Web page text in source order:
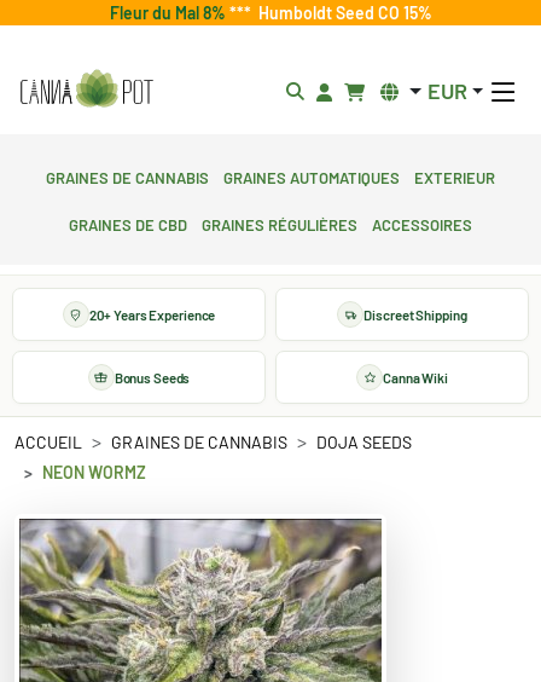
Fleur du Mal 8% *** Humboldt Seed CO 15%
EUR
Graines de cannabis Graines automatiques
Exterieur
Graines de CBD Graines régulières Accessoires
20+ Years Experience Discreet Shipping
Bonus Seeds Canna Wiki
ACCUEIL GRAINES DE CANNABIS
DOJA SEEDS
NEON WORMZ